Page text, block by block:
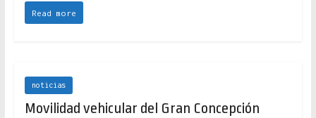
Read more
noticias
Movilidad vehicular del Gran Concepción